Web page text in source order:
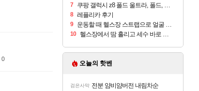
0
7 쿠팡 갤럭시 z8 폴드 울트라, 폴드, 플립 사전예약
8 레플리카 후기
9 운동할 때 헬스장 스트랩으로 얼굴 만졌다가 볼 뒤집어짐
10 헬스장에서 땀 흘리고 세수 바로 안 하면 트러블 나냐?
오늘의 핫벤
검은사막 전분 얌비얌버전 내림차순